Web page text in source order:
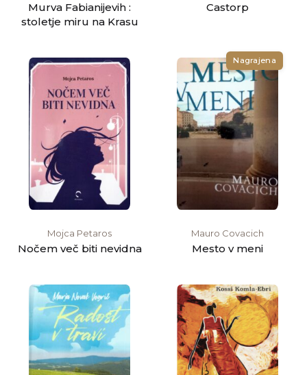
Murva Fabianijevih :
stoletje miru na Krasu
Castorp
Mojca Petaros
Nočem več biti nevidna
Nagrajena
Mauro Covacich
Mesto v meni